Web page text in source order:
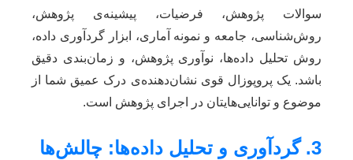
سوالات پژوهش، فرضیات، پیشینه‌ی پژوهش،
روش‌شناسی، جامعه و نمونه آماری، ابزار گردآوری داده،
روش تحلیل داده‌ها، نوآوری پژوهش، و زمان‌بندی دقیق
باشد. یک پروپوزال قوی نشان‌دهنده‌ی درک عمیق شما از
موضوع و توانایی‌هایتان در اجرای پژوهش است.
3. گردآوری و تحلیل داده‌ها: چالش‌ها